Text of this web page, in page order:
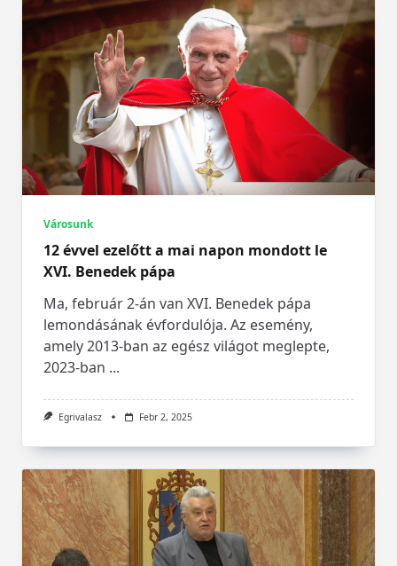
Városunk
12 évvel ezelőtt a mai napon mondott le
XVI. Benedek pápa
Ma, február 2-án van XVI. Benedek pápa
lemondásának évfordulója. Az esemény,
amely 2013-ban az egész világot meglepte,
2023-ban ...
Egrivalasz Febr 2, 2025